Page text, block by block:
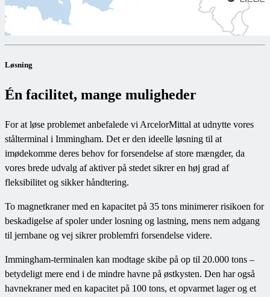
Løsning
Én facilitet, mange muligheder
For at løse problemet anbefalede vi ArcelorMittal at udnytte vores
stålterminal i Immingham. Det er den ideelle løsning til at
imødekomme deres behov for forsendelse af store mængder, da
vores brede udvalg af aktiver på stedet sikrer en høj grad af
fleksibilitet og sikker håndtering.
To magnetkraner med en kapacitet på 35 tons minimerer risikoen for
beskadigelse af spoler under losning og lastning, mens nem adgang
til jernbane og vej sikrer problemfri forsendelse videre.
Immingham-terminalen kan modtage skibe på op til 20.000 tons –
betydeligt mere end i de mindre havne på østkysten. Den har også
havnekraner med en kapacitet på 100 tons, et opvarmet lager og et